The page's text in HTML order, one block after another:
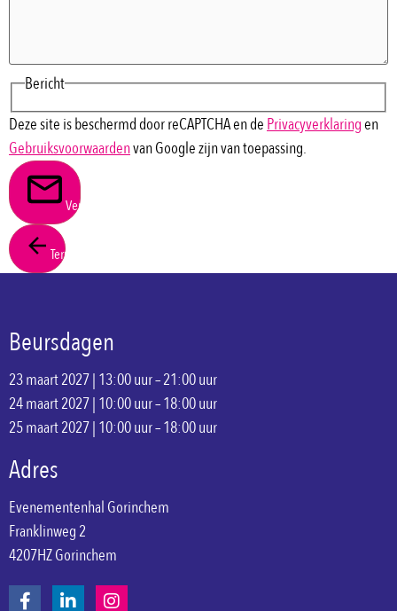
Bericht
Deze site is beschermd door reCAPTCHA en dePrivacyverklaringen
Gebruiksvoorwaardenvan Google zijn van toepassing.
Verstuur
Terug
Beursdagen
23 maart 2027 | 13:00 uur – 21:00 uur
24 maart 2027 | 10:00 uur – 18:00 uur
25 maart 2027 | 10:00 uur – 18:00 uur
Adres
Evenementenhal Gorinchem
Franklinweg 2
4207HZ Gorinchem